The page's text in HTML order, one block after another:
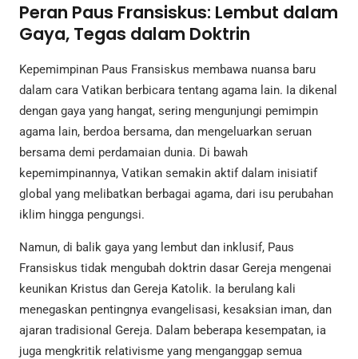
Peran Paus Fransiskus: Lembut dalam
Gaya, Tegas dalam Doktrin
Kepemimpinan Paus Fransiskus membawa nuansa baru
dalam cara Vatikan berbicara tentang agama lain. Ia dikenal
dengan gaya yang hangat, sering mengunjungi pemimpin
agama lain, berdoa bersama, dan mengeluarkan seruan
bersama demi perdamaian dunia. Di bawah
kepemimpinannya, Vatikan semakin aktif dalam inisiatif
global yang melibatkan berbagai agama, dari isu perubahan
iklim hingga pengungsi.
Namun, di balik gaya yang lembut dan inklusif, Paus
Fransiskus tidak mengubah doktrin dasar Gereja mengenai
keunikan Kristus dan Gereja Katolik. Ia berulang kali
menegaskan pentingnya evangelisasi, kesaksian iman, dan
ajaran tradisional Gereja. Dalam beberapa kesempatan, ia
juga mengkritik relativisme yang menganggap semua